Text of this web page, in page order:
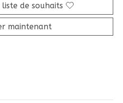
de souhaits
maintenant